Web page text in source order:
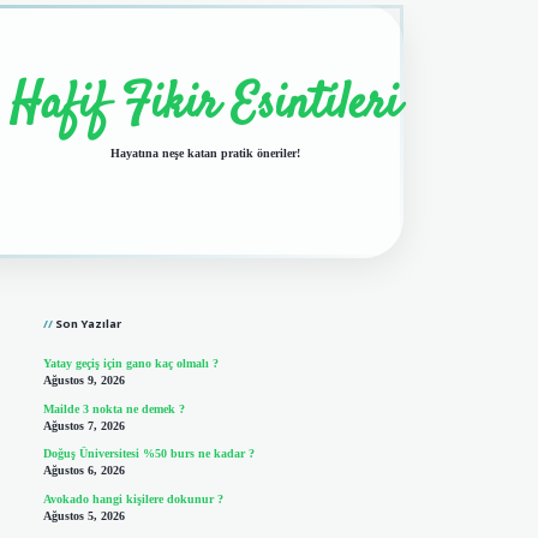
Hafif Fikir Esintileri
Hayatına neşe katan pratik öneriler!
Son Yazılar
Yatay geçiş için gano kaç olmalı ?
Ağustos 9, 2026
Mailde 3 nokta ne demek ?
Ağustos 7, 2026
Doğuş Üniversitesi %50 burs ne kadar ?
Ağustos 6, 2026
Avokado hangi kişilere dokunur ?
Ağustos 5, 2026